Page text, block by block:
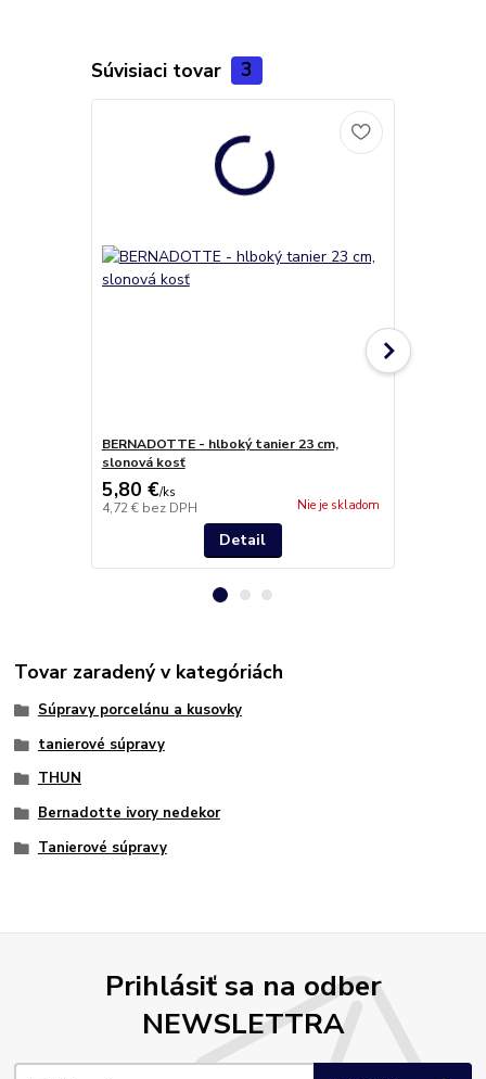
Súvisiaci tovar 3
BERNADOTTE - hlboký tanier 23 cm,
slonová kosť
5,80 €/ks
4,72 € bez DPH Nie je skladom
Detail
Tovar zaradený v kategóriách
Súpravy porcelánu a kusovky
tanierové súpravy
THUN
Bernadotte ivory nedekor
Tanierové súpravy
Prihlásiť sa na odber
NEWSLETTRA